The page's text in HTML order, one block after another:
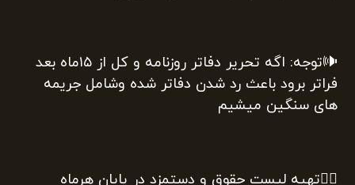
🕪توجه: اگه تحریر دفاتر روزنامه و کل از ۱۵ماه بعد
فراتر برود باعث رد شدن دفاتر شده وشامل جریمه
های سنگین میشیم
۴️⃣تهیه لیست حقوق و دستمزد در پایان هرماه